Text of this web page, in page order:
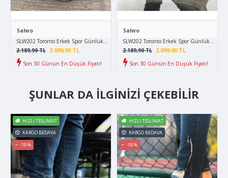
Salwo
SLW202 Toronto Erkek Spor Günlük Bağcıklı Cilt Bot CBT - Taba
2.099,90 TL
2.189,90 TL
Son 30 Günün En Düşük Fiyatı!
Salwo
SLW202 Toronto Erkek Spor Günlük
2.099,90 TL
2.189,90 TL
Son 30 Günün En Düşük Fiyatı!
ŞUNLAR DA İLGINIZI ÇEKEBILIR
HIZLI TESLIMAT
KARGO BEDAVA
-19 %
HIZLI TESLIMAT
KARGO BEDAVA
-18 %